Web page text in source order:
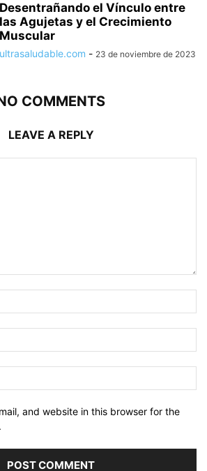
Desentrañando el Vínculo entre
las Agujetas y el Crecimiento
Muscular
ultrasaludable.com - 23 de noviembre de 2023
COMMENTS
LEAVE A REPLY
and website in this browser for the